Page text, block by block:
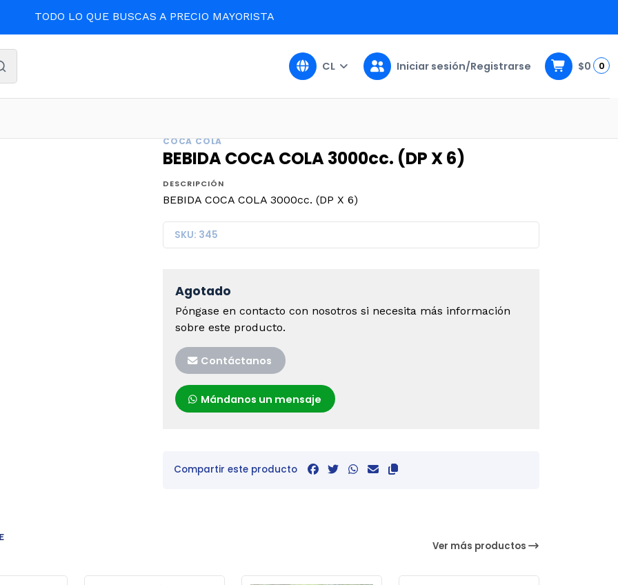
TODO LO QUE BUSCAS A PRECIO MAYORISTA
CL Iniciar sesión/Registrarse $0 0
COCA COLA
BEBIDA COCA COLA 3000cc. (DP X 6)
DESCRIPCIÓN
BEBIDA COCA COLA 3000cc. (DP X 6)
SKU: 345
Agotado
Póngase en contacto con nosotros si necesita más información
sobre este producto.
Contáctanos
Mándanos un mensaje
Compartir este producto
Ver más productos